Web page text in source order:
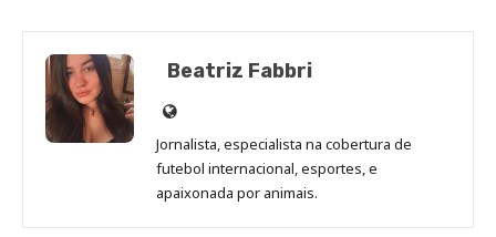
Beatriz Fabbri
Site
de
Beatriz
Fabbri
Jornalista, especialista na cobertura de
futebol internacional, esportes, e
apaixonada por animais.